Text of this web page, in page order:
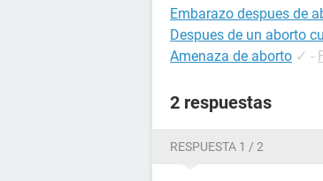
Embarazo despues de
Despues de un aborto
Amenaza de aborto ✓ -
2 respuestas
RESPUESTA 1 / 2